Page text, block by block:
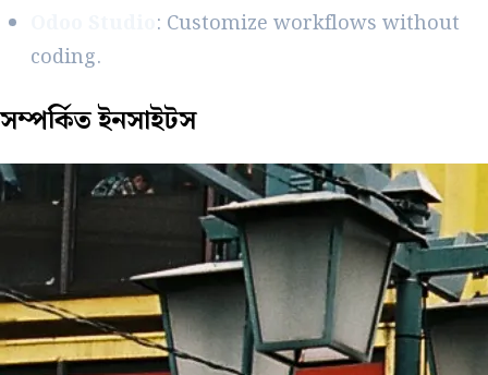
: Customize workflows without
coding.
সম্পর্কিতইনসাইটস